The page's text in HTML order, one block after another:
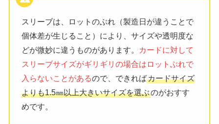
スリーブは、ロットのぶれ（製造日が違うことで
個体差が生じること）により、サイズや透明度な
どが微妙に違うものがあります。
カードに対して
スリーブサイズがギリギリの場合はロットぶれで
入らないことがあるので、できればカードサイズ
よりも1.5㎜以上大きいサイズを選ぶのがおすす
めです。